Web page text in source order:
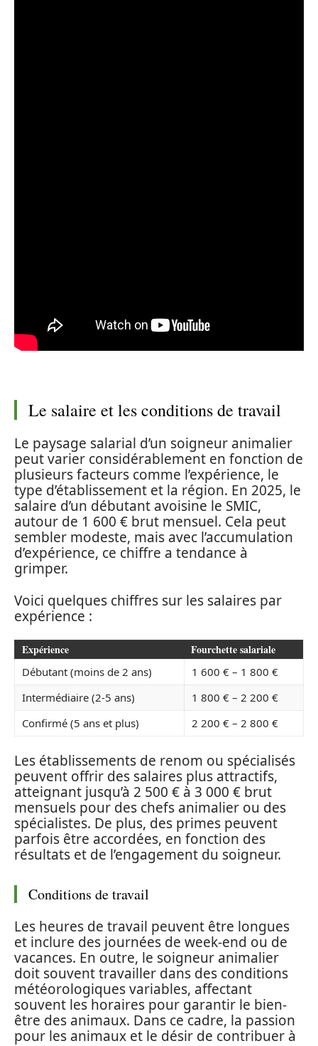
Le salaire et les conditions de travail
Le paysage salarial d’un soigneur animalier
peut varier considérablement en fonction de
plusieurs facteurs comme l’expérience, le
type d’établissement et la région. En 2025, le
salaire d’un débutant avoisine le SMIC,
autour de 1 600 € brut mensuel. Cela peut
sembler modeste, mais avec l’accumulation
d’expérience, ce chiffre a tendance à
grimper.
Voici quelques chiffres sur les salaires par
expérience :
Expérience Fourchette salariale
Débutant (moins de 2 ans)
1 600 € – 1 800 €
Intermédiaire (2-5 ans)
1 800 € – 2 200 €
Confirmé (5 ans et plus)
2 200 € – 2 800 €
Les établissements de renom ou spécialisés
peuvent offrir des salaires plus attractifs,
atteignant jusqu’à 2 500 € à 3 000 € brut
mensuels pour des chefs animalier ou des
spécialistes. De plus, des primes peuvent
parfois être accordées, en fonction des
résultats et de l’engagement du soigneur.
Conditions de travail
Les heures de travail peuvent être longues
et inclure des journées de week-end ou de
vacances. En outre, le soigneur animalier
doit souvent travailler dans des conditions
météorologiques variables, affectant
souvent les horaires pour garantir le bien-
être des animaux. Dans ce cadre, la passion
pour les animaux et le désir de contribuer à